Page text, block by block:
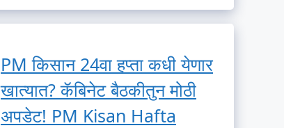
PM किसान 24वा हप्ता कधी येणार
खात्यात? कॅबिनेट बैठकीतुन मोठी
अपडेट! PM Kisan Hafta